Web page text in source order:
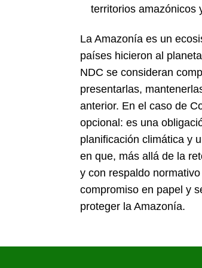
territorios amazónicos
La Amazonía es un
países hicieron al
NDC se consideran
presentarlas,
anterior. En el caso de
opcional: es una
planificación climática y
en que, más allá de la
y con respaldo
compromiso en papel y
proteger la Amazonía.